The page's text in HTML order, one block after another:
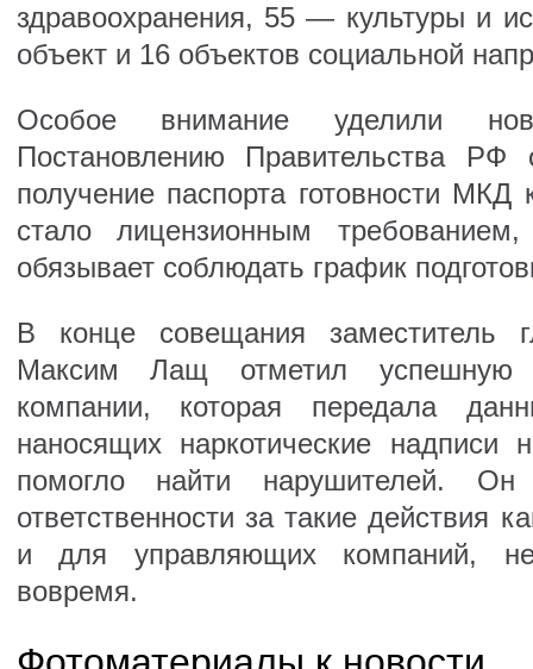
здравоохранения, 55 — культуры и
объект и 16 объектов социальной
Особое внимание уделили
Постановлению Правительства
получение паспорта готовности МКД
стало лицензионным
обязывает соблюдать график
В конце совещания
Максим Лащ отметил успешную
компании, которая передала
наносящих наркотические
помогло найти нарушителей.
ответственности за такие действия
и для управляющих компаний,
вовремя.